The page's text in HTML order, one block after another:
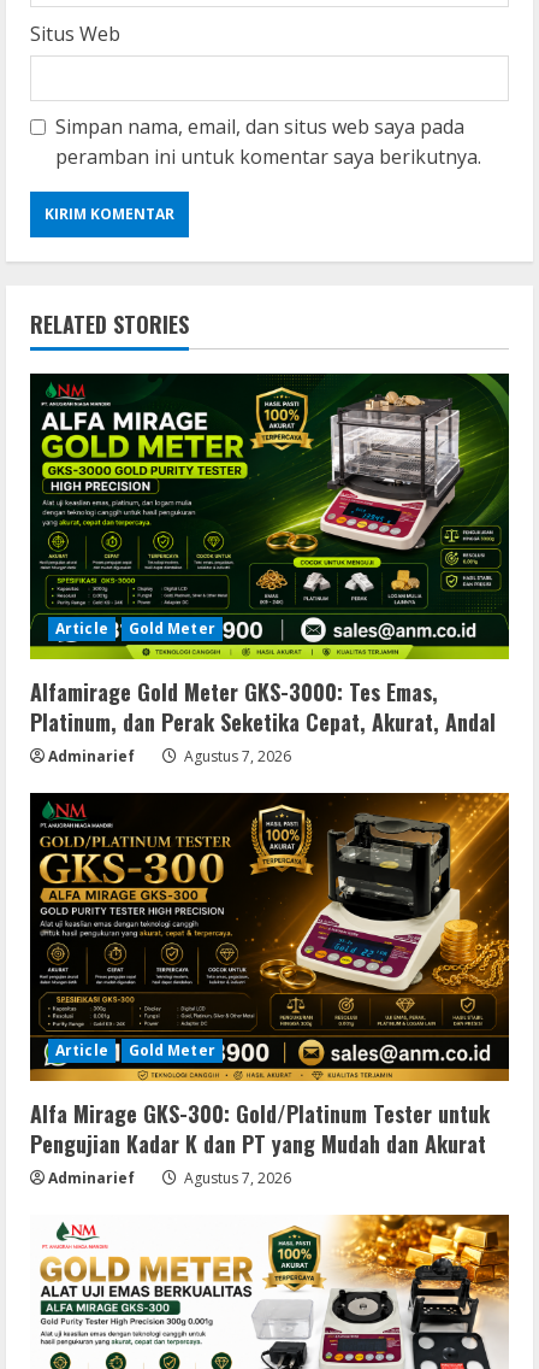
Situs Web
Simpan nama, email, dan situs web saya pada
peramban ini untuk komentar saya berikutnya.
RELATED STORIES
Article Gold Meter
Alfamirage Gold Meter GKS-3000: Tes Emas,
Platinum, dan Perak Seketika Cepat, Akurat, Andal
Adminarief Agustus 7, 2026
Article Gold Meter
Alfa Mirage GKS-300: Gold/Platinum Tester untuk
Pengujian Kadar K dan PT yang Mudah dan Akurat
Adminarief Agustus 7, 2026